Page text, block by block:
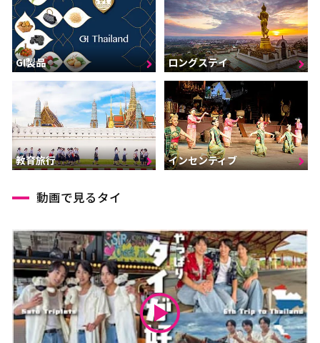
GI製品 ロングステイ
教育旅行 インセンティブ
動画で見るタイ